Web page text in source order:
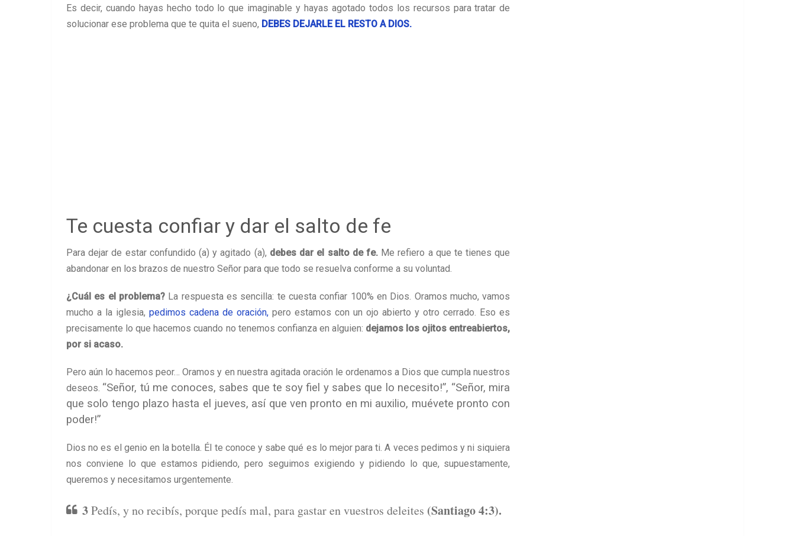
Es decir, cuando hayas hecho todo lo que imaginable y hayas agotado todos los recursos para tratar de
solucionar ese problema que te quita el sueno, DEBES DEJARLE EL RESTO A DIOS.
Te cuesta confiar y dar el salto de fe
Para dejar de estar confundido (a) y agitado (a), debes dar el salto de fe.Me refiero a que te tienes que
abandonar en los brazos de nuestro Señor para que todo se resuelva conforme a su voluntad.
¿Cuál es el problema? La respuesta es sencilla: te cuesta confiar 100% en Dios. Oramos mucho, vamos
mucho a la iglesia,pedimos cadena de oración, pero estamos con un ojo abierto y otro cerrado. Eso es
precisamente lo que hacemos cuando no tenemos confianza en alguien: dejamos los ojitos entreabiertos,
por si acaso.
Pero aún lo hacemos peor… Oramos y en nuestra agitada oración le ordenamos a Dios que cumpla nuestros
deseos. “Señor, tú me conoces, sabes que te soy fiel y sabes que lo necesito!”, “Señor, mira
que solo tengo plazo hasta el jueves, así que ven pronto en mi auxilio, muévete pronto con
poder!”
Dios no es el genio en la botella. Él te conoce y sabe qué es lo mejor para ti. A veces pedimos y ni siquiera
nos conviene lo que estamos pidiendo, pero seguimos exigiendo y pidiendo lo que, supuestamente,
queremos y necesitamos urgentemente.
3Pedís, y no recibís, porque pedís mal, para gastar en vuestros deleites (Santiago 4:3).